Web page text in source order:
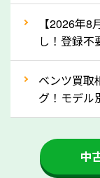
な車は早めに
③自動車税
ましょう！
車を廃車にす
ができる場合
付金をお客様
をする際には
【2026年
し！登録不
ベンツ買取
グ！モデル
中